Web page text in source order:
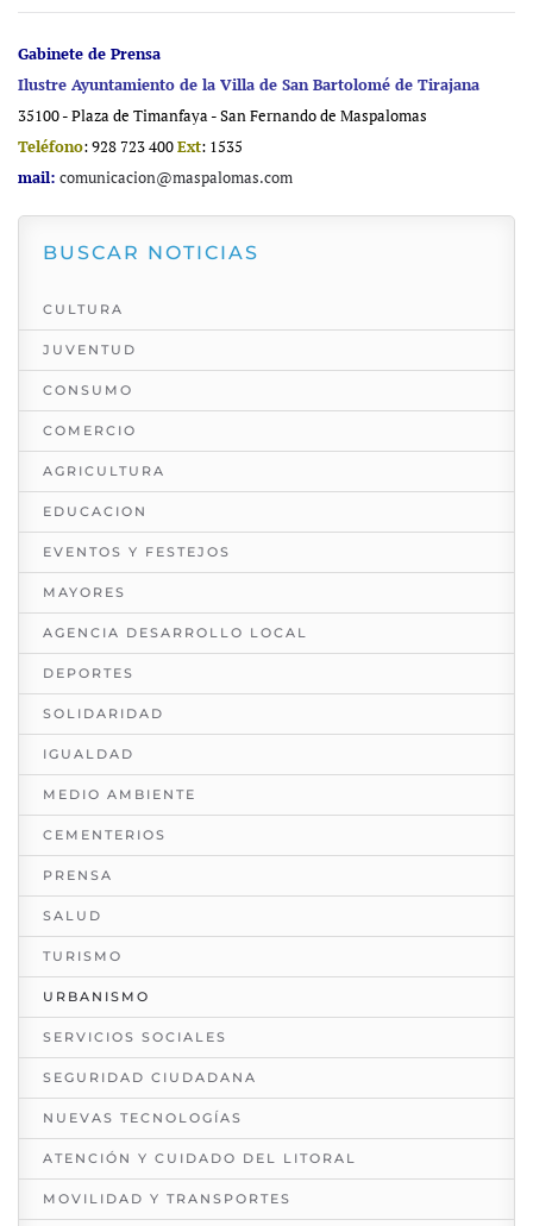
Gabinete de Prensa
Ilustre Ayuntamiento de la Villa de San Bartolomé de Tirajana
35100 - Plaza de Timanfaya - San Fernando de Maspalomas
Teléfono: 928 723 400Ext: 1535
mail: comunicacion@maspalomas.com
BUSCAR NOTICIAS
CULTURA
JUVENTUD
CONSUMO
COMERCIO
AGRICULTURA
EDUCACION
EVENTOS Y FESTEJOS
MAYORES
AGENCIA DESARROLLO LOCAL
DEPORTES
SOLIDARIDAD
IGUALDAD
MEDIO AMBIENTE
CEMENTERIOS
PRENSA
SALUD
TURISMO
URBANISMO
SERVICIOS SOCIALES
SEGURIDAD CIUDADANA
NUEVAS TECNOLOGÍAS
ATENCIÓN Y CUIDADO DEL LITORAL
MOVILIDAD Y TRANSPORTES